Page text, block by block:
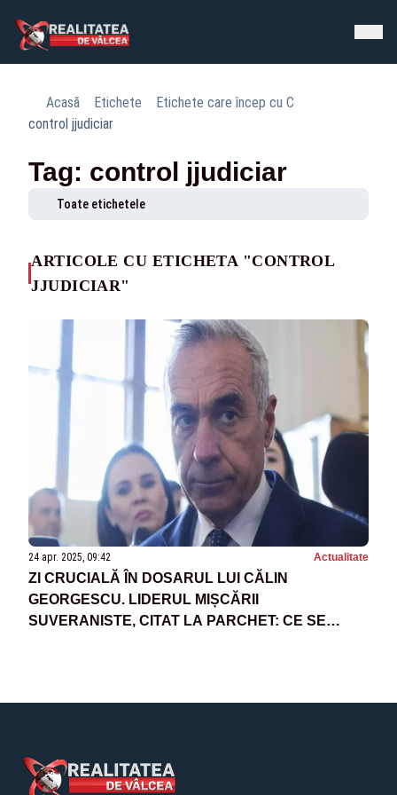
Acasă Etichete
Etichete care încep cu C
control jjudiciar
Tag: control jjudiciar
Toate etichetele
ARTICOLE CU ETICHETA "CONTROL
JJUDICIAR"
24 apr. 2025, 09:42 Actualitate
ZI CRUCIALĂ ÎN DOSARUL LUI CĂLIN
GEORGESCU. LIDERUL MIȘCĂRII
SUVERANISTE, CITAT LA PARCHET: CE SE